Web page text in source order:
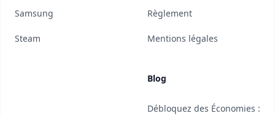
Samsung
Steam
Règlement
Mentions légales
Blog
Débloquez des Économies :